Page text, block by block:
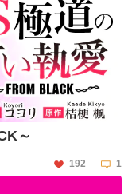
～
192
1